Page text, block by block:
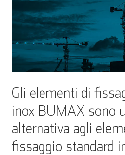
Gli elementi di
inox BUMAX sono
alternativa agli
fissaggio standard